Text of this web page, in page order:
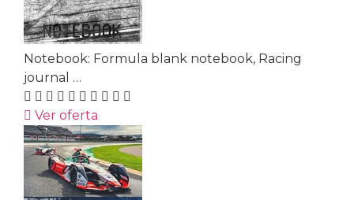
Notebook: Formula blank notebook, Racing
journal …
Ver oferta